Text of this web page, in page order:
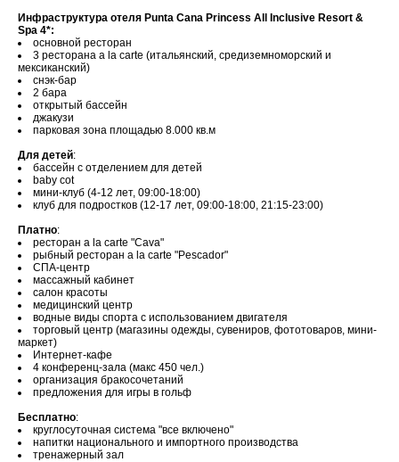
Инфраструктура отеля Punta Cana Princess All Inclusive Resort &
Spa 4*:
основной ресторан
3 ресторана a la carte (итальянский, средиземноморский и
мексиканский)
снэк-бар
2 бара
открытый бассейн
джакузи
парковая зона площадью 8.000 кв.м
Для детей:
бассейн с отделением для детей
baby cot
мини-клуб (4-12 лет, 09:00-18:00)
клуб для подростков (12-17 лет, 09:00-18:00, 21:15-23:00)
Платно:
ресторан a la carte "Cava"
рыбный ресторан a la carte "Pescador"
СПА-центр
массажный кабинет
салон красоты
медицинский центр
водные виды спорта с использованием двигателя
торговый центр (магазины одежды, сувениров, фототоваров, мини-
маркет)
Интернет-кафе
4 конференц-зала (макс 450 чел.)
организация бракосочетаний
предложения для игры в гольф
Бесплатно:
круглосуточная система "все включено"
напитки национального и импортного производства
тренажерный зал